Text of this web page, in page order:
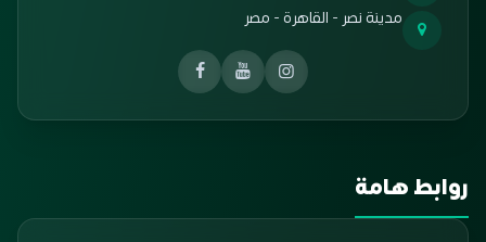
مدينة نصر - القاهرة - مصر
روابط هامة